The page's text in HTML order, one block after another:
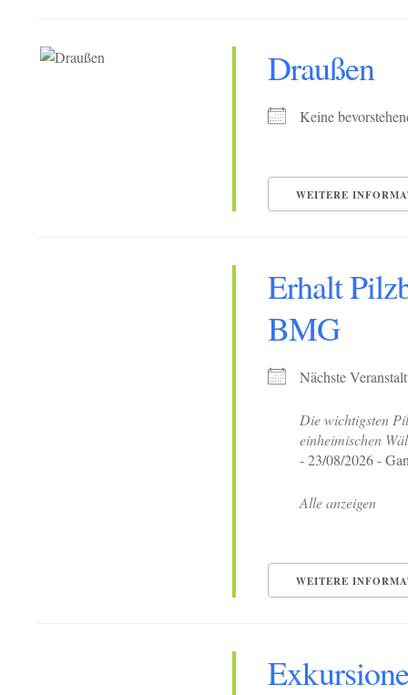
Draußen
Keine
WEITERE
Erhalt
BMG
Nächste
Die wichtigsten
einheimischen
- 23/08/2026 -
Alle anzeigen
WEITERE